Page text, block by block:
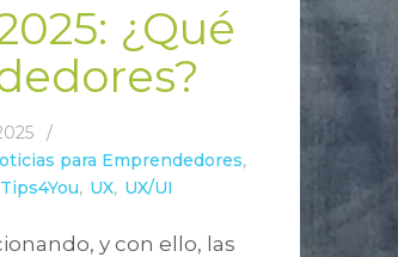
¿Qué
/
para Emprendedores,
Tips4You, UX, UX/UI
y con ello, las